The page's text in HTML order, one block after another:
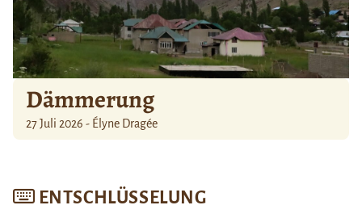
Dämmerung
27 Juli 2026 - Élyne Dragée
ENTSCHLÜSSELUNG